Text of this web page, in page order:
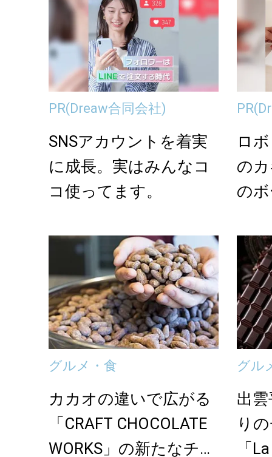
PR(Dreaw合同会社)
SNSアカウントを着実
に成長。実はみんなコ
コ使ってます。
PR
ロ
の
の
グルメ・食
カカオの違いで広がる
「CRAFT CHOCOLATE
WORKS」の新たなチョ
グル
出
り
「